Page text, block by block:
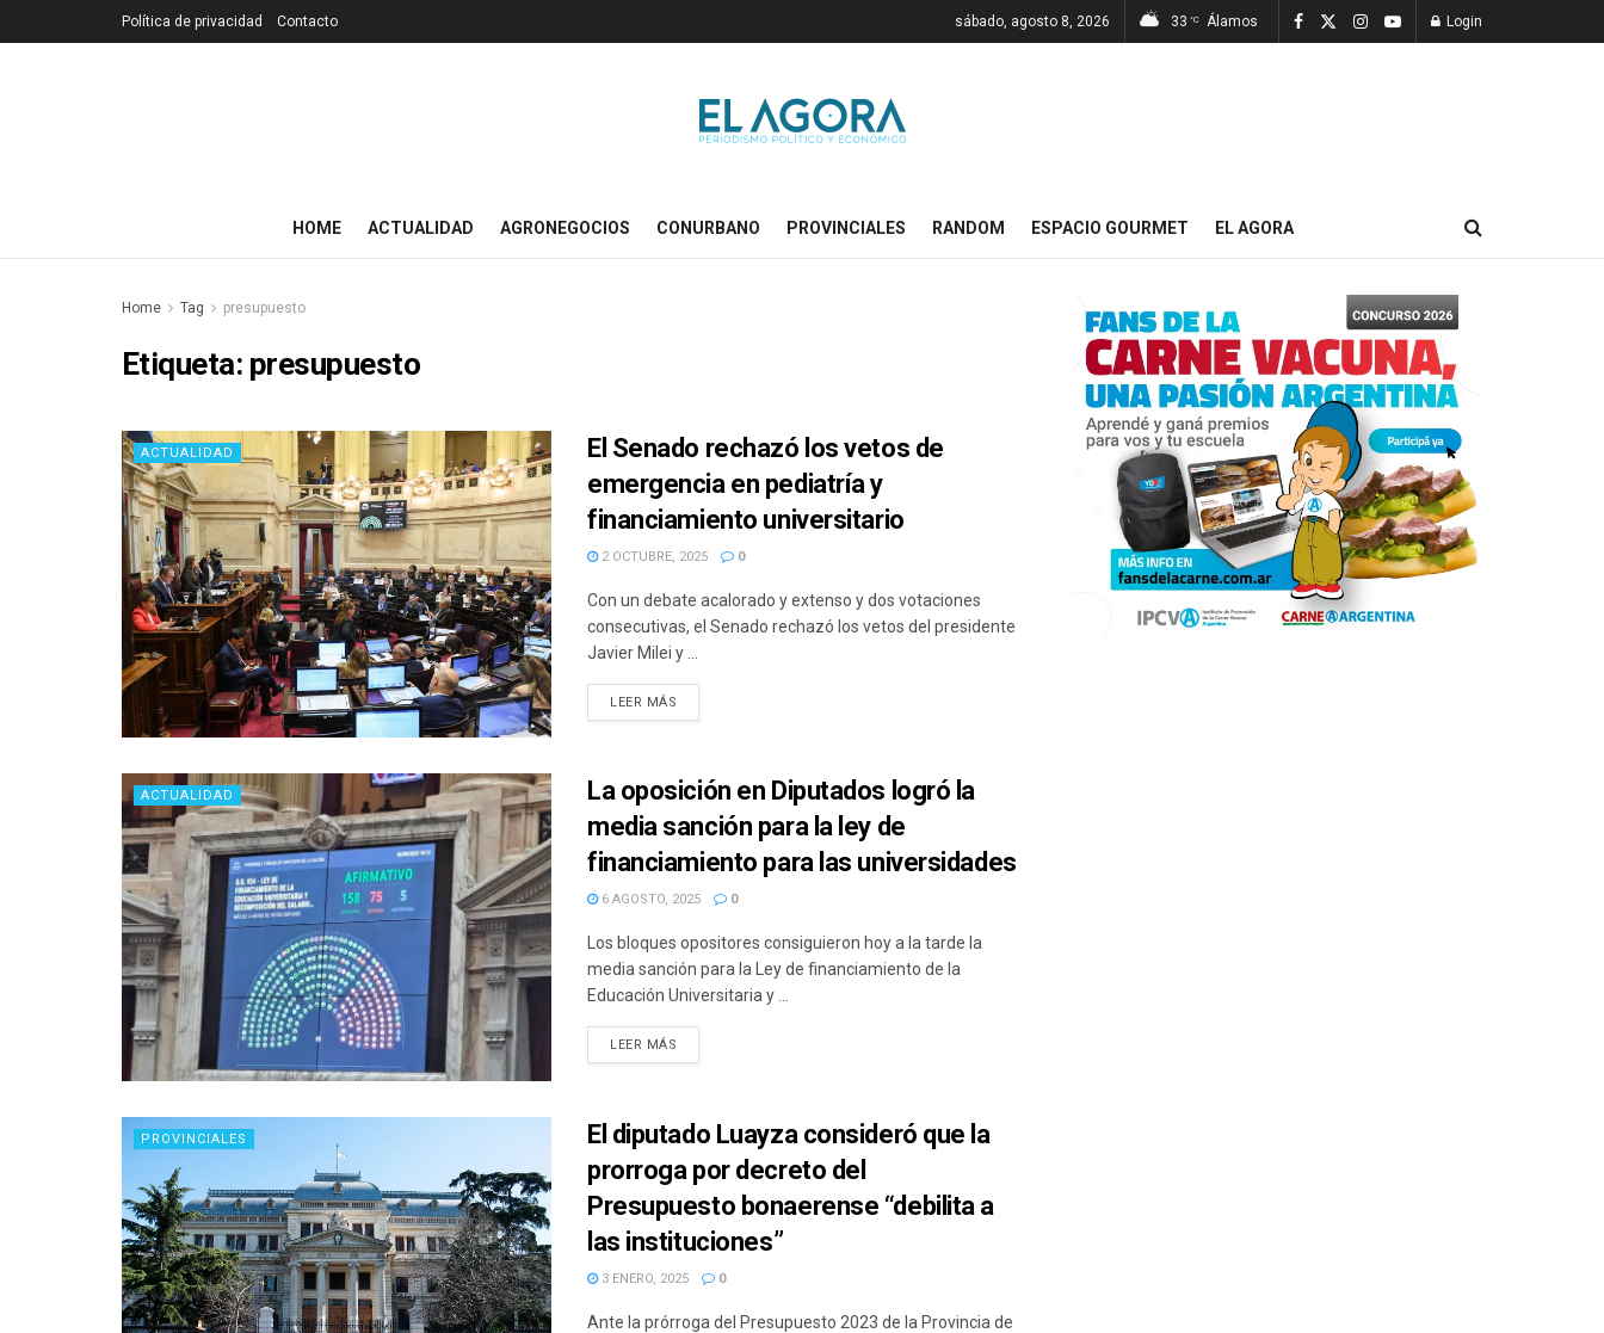
Política de privacidad Contacto sábado, agosto 8, 2026 33 °C Álamos Login
HOME ACTUALIDAD AGRONEGOCIOS CONURBANO PROVINCIALES RANDOM ESPACIO GOURMET EL AGORA
Home Tag presupuesto
Etiqueta: presupuesto
ACTUALIDAD
El Senado rechazó los vetos de
emergencia en pediatría y
financiamiento universitario
2 OCTUBRE, 2025 0
Con un debate acalorado y extenso y dos votaciones
consecutivas, el Senado rechazó los vetos del presidente
Javier Milei y ...
LEER MÁS
ACTUALIDAD
La oposición en Diputados logró la
media sanción para la ley de
financiamiento para las universidades
6 AGOSTO, 2025 0
Los bloques opositores consiguieron hoy a la tarde la
media sanción para la Ley de financiamiento de la
Educación Universitaria y ...
LEER MÁS
PROVINCIALES
El diputado Luayza consideró que la
prorroga por decreto del
Presupuesto bonaerense “debilita a
las instituciones”
3 ENERO, 2025 0
Ante la prórroga del Presupuesto 2023 de la Provincia de